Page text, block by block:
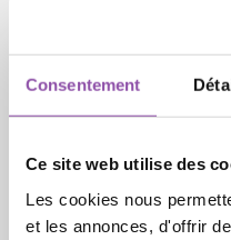
Consentement
Ce site web utilise des
Les cookies nous
et les annonces, d'offrir
liées au pluralisme
apporter des
des rencontres de
comprendre les
» et « religion » et
nous ne nous limitons
local, mais
communication à